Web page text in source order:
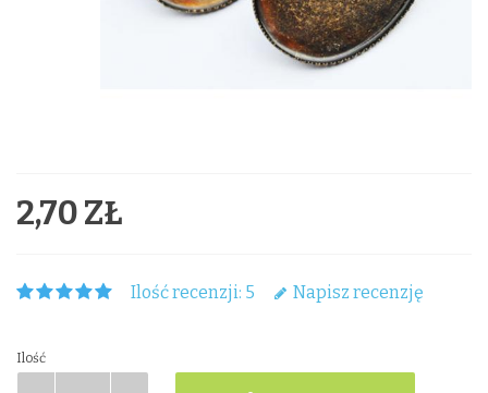
2,70 ZŁ
Ilość recenzji: 5 Napisz recenzję
Ilość